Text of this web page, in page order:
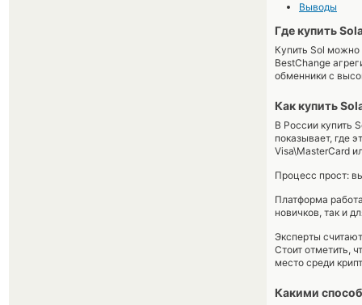
Выводы
Где купить
Купить Sol можно
BestChange
обменники с
Как купить
В России купить
показывает, где
Visa\MasterCard
Процесс прост:
Платформа
новичков, так и
Эксперты
Стоит отметить,
место среди
Какими